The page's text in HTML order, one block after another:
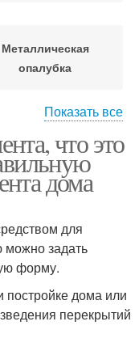
Металлическая
опалубка
опалубки
опалубка
Показать все
что это
дома
для
можно задать
форму.
постройке дома или
перекрытий